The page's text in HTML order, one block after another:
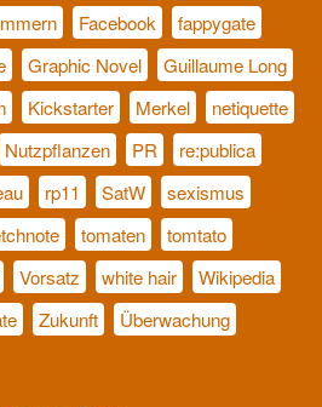
Facebook
fappygate
Graphic Novel
Guillaume Long
Kickstarter Merkel
netiquette
Nutzpflanzen PR
re:publica
rp11 SatW
sexismus
tomaten
tomtato
Vorsatz white hair
Wikipedia
Zukunft Überwachung